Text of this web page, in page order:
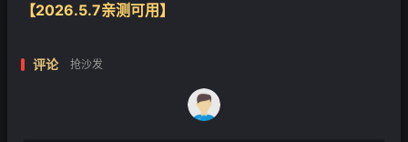
【2026.5.7亲测可用】
评论 抢沙发